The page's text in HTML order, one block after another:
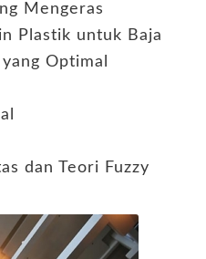
Mengeras
Plastik untuk Baja
Optimal
dan Teori Fuzzy